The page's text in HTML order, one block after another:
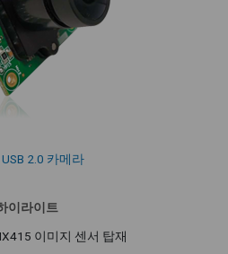
USB 2.0 카메라
이라이트
이미지 센서 탑재